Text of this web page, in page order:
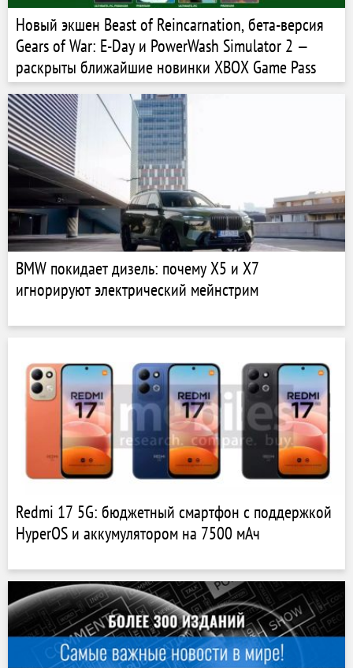
Новый экшен Beast of Reincarnation, бета-версия
Gears of War: E-Day и PowerWash Simulator 2 —
раскрыты ближайшие новинки XBOX Game Pass
BMW покидает дизель: почему X5 и X7
игнорируют электрический мейнстрим
Redmi 17 5G: бюджетный смартфон с поддержкой
HyperOS и аккумулятором на 7500 мАч